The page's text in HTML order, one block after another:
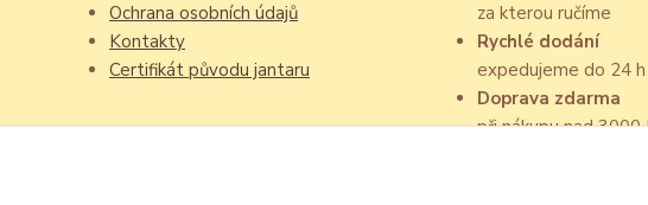
Ochrana osobních údajů
Kontakty
Certifikát původu jantaru
za kterou ručíme
Rychlé dodání
expedujeme do 24 h
Doprava zdarma
při nákupu nad 3000